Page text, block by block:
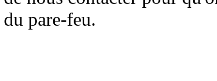
du pare-feu.